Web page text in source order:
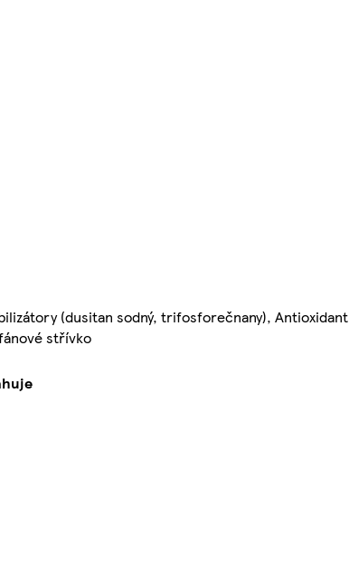
(dusitan sodný, trifosforečnany), Antioxidant
střívko